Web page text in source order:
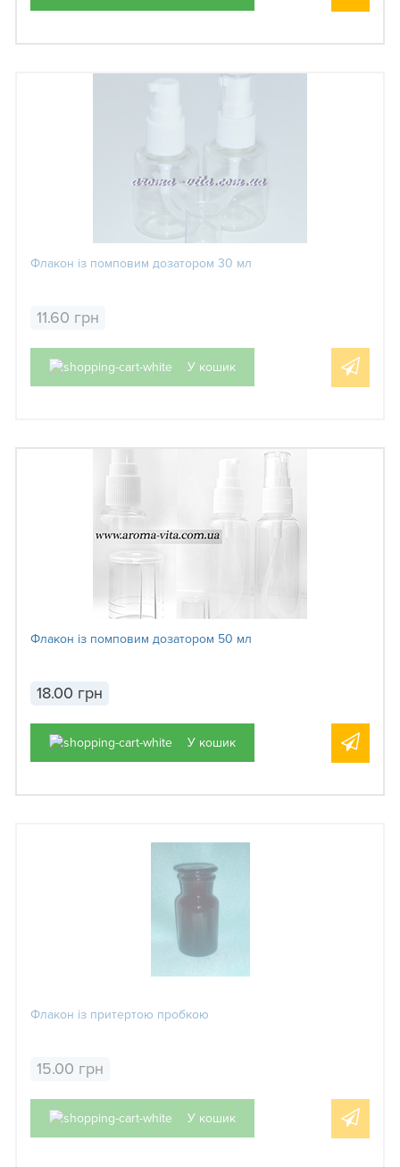
Флакон із помповим дозатором 30 мл
11.60 грн
У кошик
Флакон із помповим дозатором 50 мл
18.00 грн
У кошик
Флакон із притертою пробкою
15.00 грн
У кошик